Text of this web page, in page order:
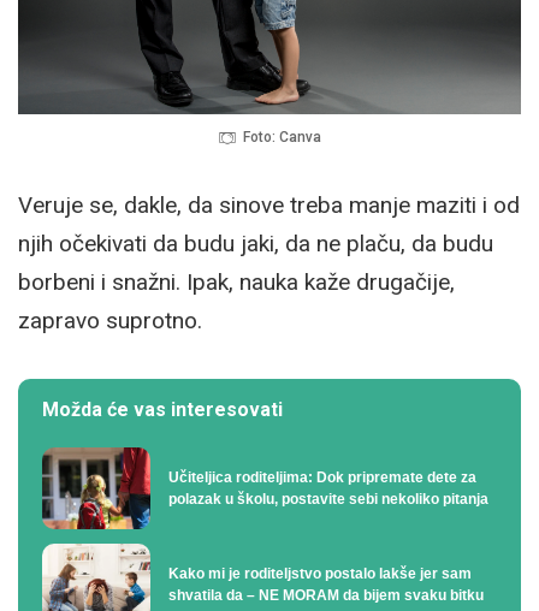
Foto: Canva
Veruje se, dakle, da sinove treba manje maziti i od
njih očekivati da budu jaki, da ne plaču, da budu
borbeni i snažni. Ipak, nauka kaže drugačije,
zapravo suprotno.
Možda će vas interesovati
Učiteljica roditeljima: Dok pripremate dete za
polazak u školu, postavite sebi nekoliko pitanja
Kako mi je roditeljstvo postalo lakše jer sam
shvatila da – NE MORAM da bijem svaku bitku